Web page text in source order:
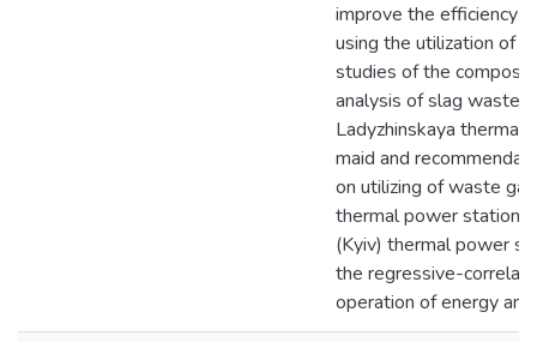
improve the efficiency
using the utilization of
studies of the
analysis of slag waste
Ladyzhinskaya
maid and
on utilizing of waste
thermal power station
(Kyiv) thermal power
the regressive-
operation of energy